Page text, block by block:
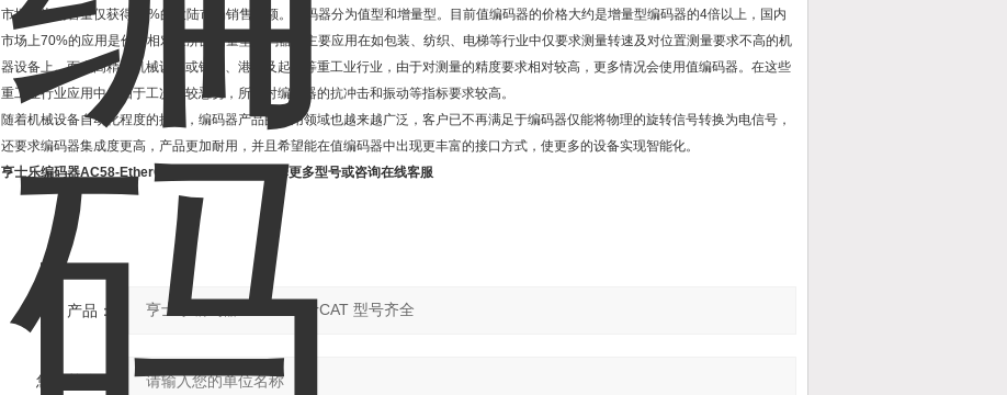
市场近半销售量仅获得25%的大陆市场销售份额。编码器分为值型和增量型。目前值编码器的价格大约是增量型编码器的4倍以上，国内
市场上70%的应用是价格相对经济的增量型编码器，主要应用在如包装、纺织、电梯等行业中仅要求测量转速及对位置测量要求不高的机
器设备上。而在高精度机械设备或钢铁、港口及起重等重工业行业，由于对测量的精度要求相对较高，更多情况会使用值编码器。在这些
重工业行业应用中，由于工况比较恶劣，所以对编码器的抗冲击和振动等指标要求较高。
随着机械设备自动化程度的提高，编码器产品的应用领域也越来越广泛，客户已不再满足于编码器仅能将物理的旋转信号转换为电信号，
还要求编码器集成度更高，产品更加耐用，并且希望能在值编码器中出现更丰富的接口方式，使更多的设备实现智能化。
亨士乐编码器AC58-EtherCAT 型号齐全点击选择更多型号或咨询在线客服
产品：
您的单位：